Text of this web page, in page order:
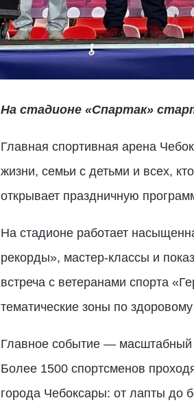
На стадионе «Спартак»
Главная спортивная арена
жизни, семьи с детьми и всех,
открывает праздничную
На стадионе работает
рекорды», мастер-классы и
встреча с ветеранами спорта
тематические зоны по
Главное событие — масштабный
Более 1500 спортсменов
города Чебоксары: от лапты до